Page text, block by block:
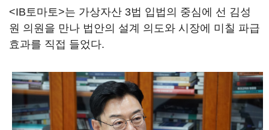
<IB토마토>는 가상자산 3법 입법의 중심에 선 김성
원 의원을 만나 법안의 설계 의도와 시장에 미칠 파급
효과를 직접 들었다.